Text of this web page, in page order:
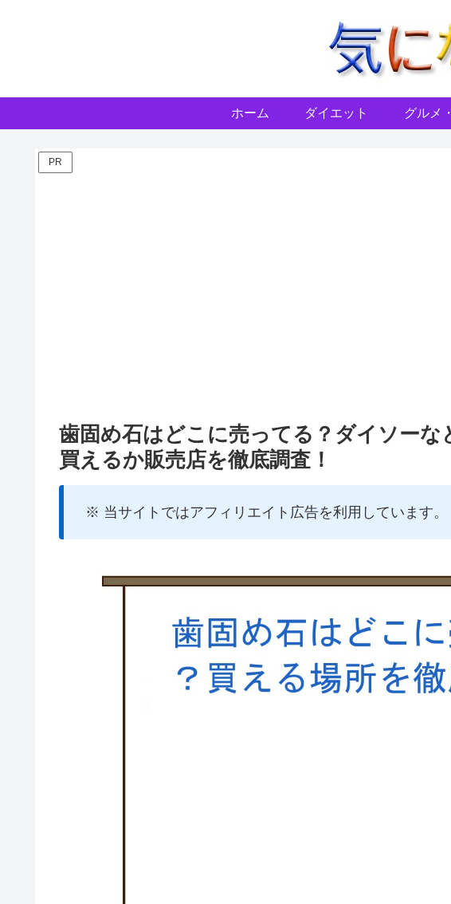
ホーム ダイエット グルメ
PR
歯固め石はどこに売ってる？ダイソーな
買えるか販売店を徹底調査！
※ 当サイトではアフィリエイト広告を利用しています。